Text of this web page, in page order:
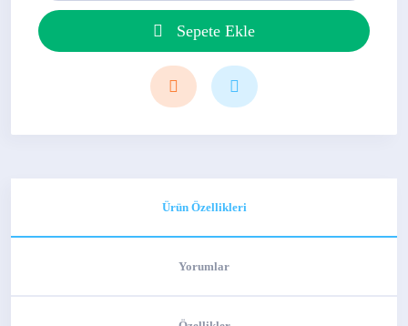
Sepete Ekle
Ürün Özellikleri
Yorumlar